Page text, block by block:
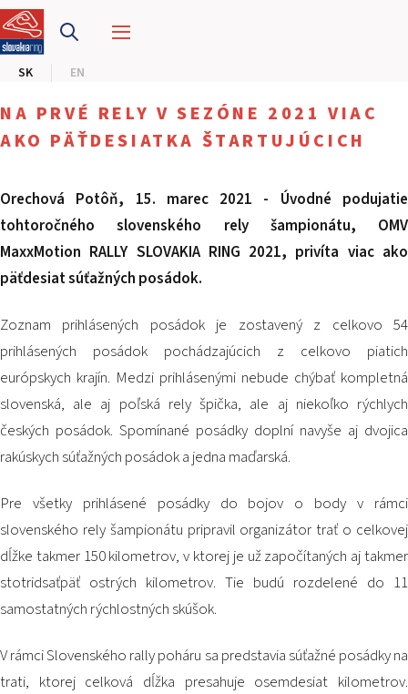
SK EN
PRETEKÁRSKY OKRUH
CENTRUM BEZPEČNEJ JAZDY
KALENDÁR
SK
EN
MAPA STRÁNKY
E-SHOP A VSTUPENKY
PRE FIRMY
KONTAKTY
NA PRVÉ RELY V SEZÓNE 2021 VIAC
AKO PÄŤDESIATKA ŠTARTUJÚCICH
Orechová Potôň, 15. marec 2021 - Úvodné podujatie
tohtoročného slovenského rely šampionátu, OMV
MaxxMotion RALLY SLOVAKIA RING 2021, privíta viac ako
päťdesiat súťažných posádok.
Zoznam prihlásených posádok je zostavený z celkovo 54
prihlásených posádok pochádzajúcich z celkovo piatich
európskych krajín. Medzi prihlásenými nebude chýbať kompletná
slovenská, ale aj poľská rely špička, ale aj niekoľko rýchlych
českých posádok. Spomínané posádky doplní navyše aj dvojica
rakúskych súťažných posádok a jedna maďarská.
Pre všetky prihlásené posádky do bojov o body v rámci
slovenského rely šampionátu pripravil organizátor trať o celkovej
dĺžke takmer 150 kilometrov, v ktorej je už započítaných aj takmer
stotridsaťpäť ostrých kilometrov. Tie budú rozdelené do 11
samostatných rýchlostných skúšok.
V rámci Slovenského rally poháru sa predstavia súťažné posádky na
trati, ktorej celková dĺžka presahuje osemdesiat kilometrov.